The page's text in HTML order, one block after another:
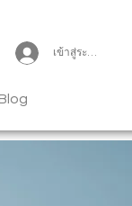
เข้าสู่ระบบ